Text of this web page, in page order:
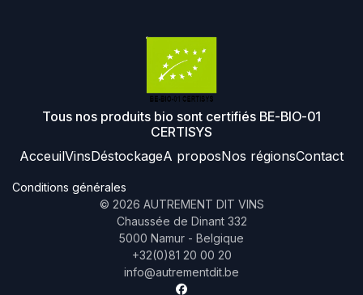
Tous nos produits bio sont certifiés BE-BIO-01
CERTISYS
AcceuilVinsDéstockageA proposNos régionsContact
Conditions générales
© 2026 AUTREMENT DIT VINS
Chaussée de Dinant 332
5000 Namur - Belgique
+32(0)81 20 00 20
info@autrementdit.be